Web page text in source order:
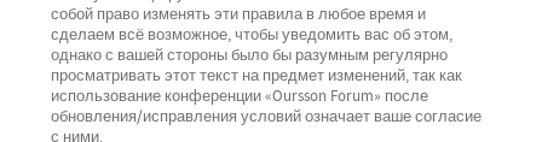
собой право изменять эти правила в любое время и
сделаем всё возможное, чтобы уведомить вас об этом,
однако с вашей стороны было бы разумным регулярно
просматривать этот текст на предмет изменений, так как
использование конференции «Oursson Forum» после
обновления/исправления условий означает ваше согласие
с ними.